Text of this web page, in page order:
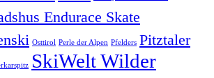
Endurace Skate
Osttirol Perle der Alpen Pfelders Pitztaler
SkiWelt Wilder